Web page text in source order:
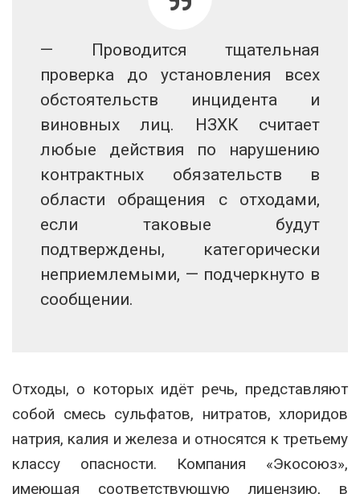
— Проводится тщательная
проверка до установления всех
обстоятельств инцидента и
виновных лиц. НЗХК считает
любые действия по нарушению
контрактных обязательств в
области обращения с отходами,
если таковые будут
подтверждены, категорически
неприемлемыми, — подчеркнуто в
сообщении.
Отходы, о которых идёт речь, представляют
собой смесь сульфатов, нитратов, хлоридов
натрия, калия и железа и относятся к третьему
классу опасности. Компания «Экосоюз»,
имеющая соответствующую лицензию, в